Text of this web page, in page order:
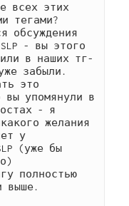
всех этих
тегами?
обсуждения
- вы этого
в наших тг-
забыли.
это
вы упомянули в
- я
желания
у
(уже бы
полностью
выше.